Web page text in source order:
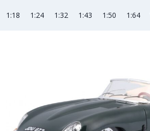
1:18 1:24 1:32 1:43 1:50 1:64